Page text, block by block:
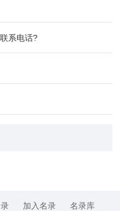
系电话?
加入名录
名录库